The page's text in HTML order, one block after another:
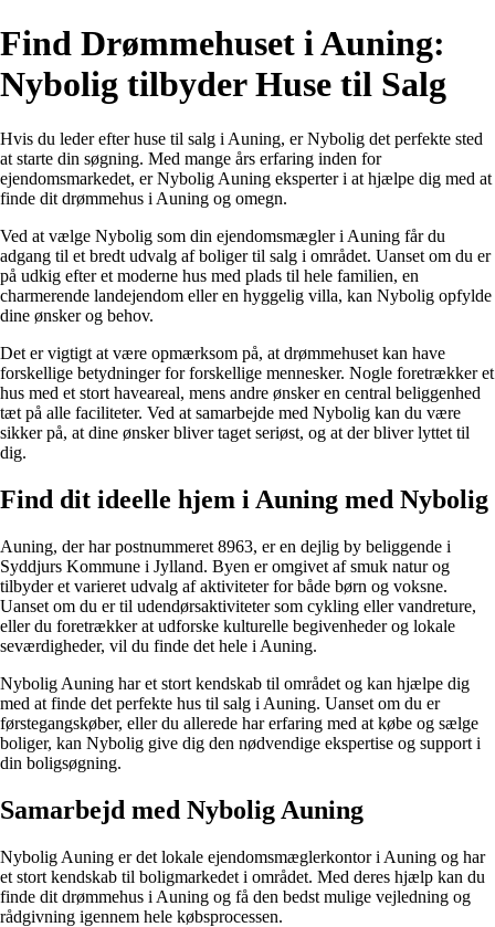
Find Drømmehuset i Auning:
Nybolig tilbyder Huse til Salg
Hvis du leder efter huse til salg i Auning, er Nybolig det perfekte sted
at starte din søgning. Med mange års erfaring inden for
ejendomsmarkedet, er Nybolig Auning eksperter i at hjælpe dig med at
finde dit drømmehus i Auning og omegn.
Ved at vælge Nybolig som din ejendomsmægler i Auning får du
adgang til et bredt udvalg af boliger til salg i området. Uanset om du er
på udkig efter et moderne hus med plads til hele familien, en
charmerende landejendom eller en hyggelig villa, kan Nybolig opfylde
dine ønsker og behov.
Det er vigtigt at være opmærksom på, at drømmehuset kan have
forskellige betydninger for forskellige mennesker. Nogle foretrækker et
hus med et stort haveareal, mens andre ønsker en central beliggenhed
tæt på alle faciliteter. Ved at samarbejde med Nybolig kan du være
sikker på, at dine ønsker bliver taget seriøst, og at der bliver lyttet til
dig.
Find dit ideelle hjem i Auning med Nybolig
Auning, der har postnummeret 8963, er en dejlig by beliggende i
Syddjurs Kommune i Jylland. Byen er omgivet af smuk natur og
tilbyder et varieret udvalg af aktiviteter for både børn og voksne.
Uanset om du er til udendørsaktiviteter som cykling eller vandreture,
eller du foretrækker at udforske kulturelle begivenheder og lokale
seværdigheder, vil du finde det hele i Auning.
Nybolig Auning har et stort kendskab til området og kan hjælpe dig
med at finde det perfekte hus til salg i Auning. Uanset om du er
førstegangskøber, eller du allerede har erfaring med at købe og sælge
boliger, kan Nybolig give dig den nødvendige ekspertise og support i
din boligsøgning.
Samarbejd med Nybolig Auning
Nybolig Auning er det lokale ejendomsmæglerkontor i Auning og har
et stort kendskab til boligmarkedet i området. Med deres hjælp kan du
finde dit drømmehus i Auning og få den bedst mulige vejledning og
rådgivning igennem hele købsprocessen.